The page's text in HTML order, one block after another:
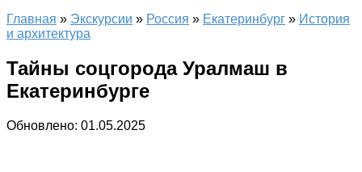
Главная » Экскурсии » Россия » Екатеринбург » История
и архитектура
Тайны соцгорода Уралмаш в
Екатеринбурге
Обновлено: 01.05.2025